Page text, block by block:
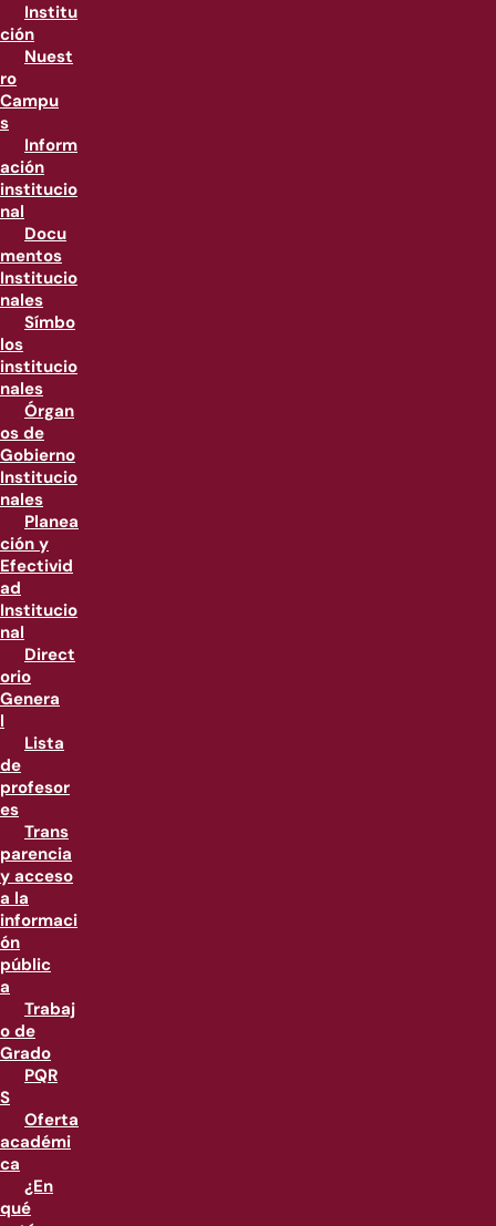
Institu
ción
Nuest
ro
Campu
s
Inform
ación
institucio
nal
Docu
mentos
Institucio
nales
Símbo
los
institucio
nales
Órgan
os de
Gobierno
Institucio
nales
Planea
ción y
Efectivid
ad
Institucio
nal
Direct
orio
Genera
l
Lista
de
profesor
es
Trans
parencia
y acceso
a la
informaci
ón
públic
a
Trabaj
o de
Grado
PQR
S
Oferta
académi
ca
¿En
qué